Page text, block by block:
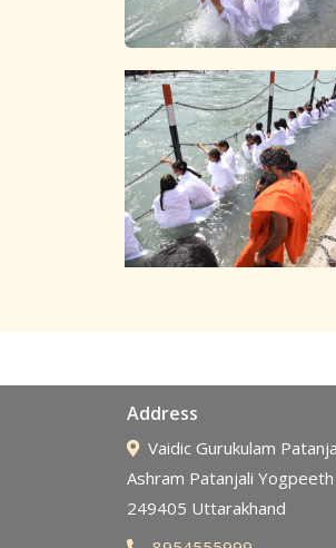
Address
Vaidic Gurukulam
Ashram Patanjali
249405 Uttarakhand